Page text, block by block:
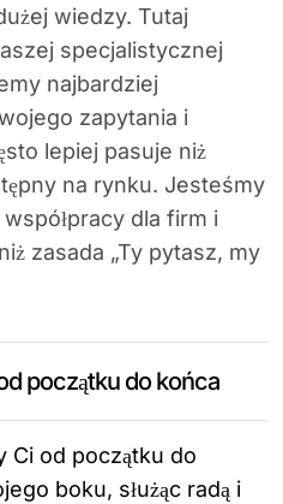
wiedzy. Tutaj
specjalistycznej
najbardziej
zapytania i
lepiej pasuje niż
na rynku. Jesteśmy
dla firm i
zasada „Ty pytasz, my
początku do końca
Ci od początku do
boku, służąc radą i